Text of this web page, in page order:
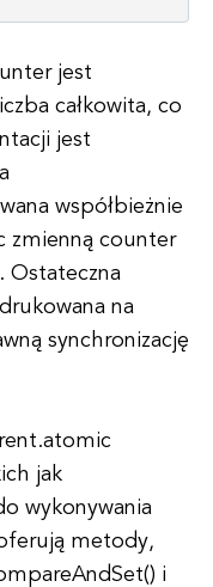
jest
całkowita, co
jest
współbieżnie
zmienną counter
Ostateczna
na
synchronizację
jak
wykonywania
metody,
i